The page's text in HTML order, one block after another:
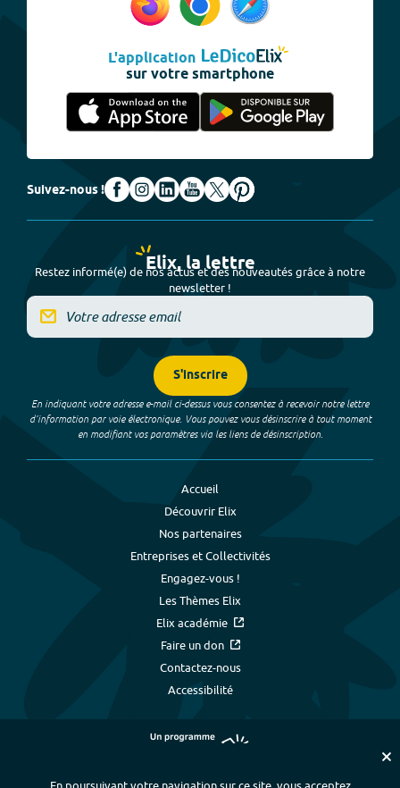
L'application
sur votre smartphone
Suivez-nous !
Elix, la lettre
Restez informé(e) de nos actus et des nouveautés grâce à notre
newsletter !
S'inscrire
En indiquant votre adresse e-mail ci-dessus vous consentez à recevoir notre lettre
d’information par voie électronique. Vous pouvez vous désinscrire à tout moment
en modifiant vos paramètres via les liens de désinscription.
Accueil
Découvrir Elix
Nos partenaires
Entreprises et Collectivités
Engagez-vous !
Les Thèmes Elix
Elix académie
Faire un don
Contactez-nous
Accessibilité